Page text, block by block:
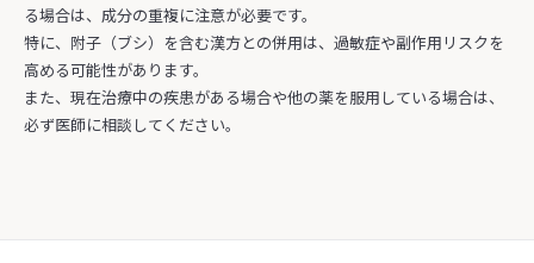
る場合は、成分の重複に注意が必要です。
特に、附子（ブシ）を含む漢方との併用は、過敏症や副作用リスクを
高める可能性があります。
また、現在治療中の疾患がある場合や他の薬を服用している場合は、
必ず医師に相談してください。